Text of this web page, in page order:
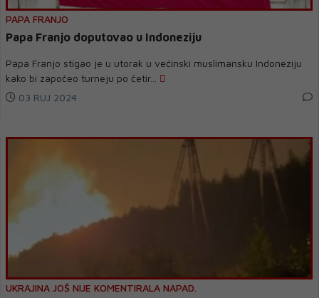
PAPA FRANJO
Papa Franjo doputovao u Indoneziju
Papa Franjo stigao je u utorak u većinski muslimansku Indoneziju
kako bi započeo turneju po četir...
03 RUJ 2024
UKRAJINA JOŠ NIJE KOMENTIRALA NAPAD.